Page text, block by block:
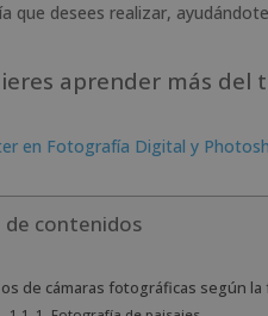
que desees realizar,
aprender más
en Fotografía Digital y
de contenidos
de cámaras fotográficas según